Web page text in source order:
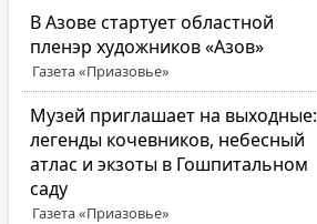
В Азове стартует областной
пленэр художников «Азов»
Газета «Приазовье»
Музей приглашает на выходные:
легенды кочевников, небесный
атлас и экзоты в Гошпитальном
саду
Газета «Приазовье»